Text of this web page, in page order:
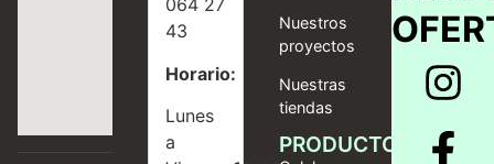
064 27
43
Horario:
Lunes
a
Nuestros
proyectos
Nuestras
tiendas
PRODUCTOS